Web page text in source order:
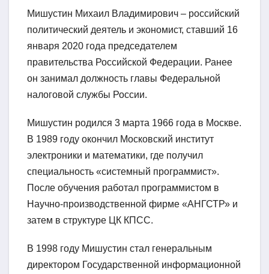
Мишустин Михаил Владимирович – российский
политический деятель и экономист, ставший 16
января 2020 года председателем
правительства Российской Федерации. Ранее
он занимал должность главы Федеральной
налоговой службы России.
Мишустин родился 3 марта 1966 года в Москве.
В 1989 году окончил Московский институт
электроники и математики, где получил
специальность «системный программист».
После обучения работал программистом в
Научно-производственной фирме «АНГСТР» и
затем в структуре ЦК КПСС.
В 1998 году Мишустин стал генеральным
директором Государственной информационной